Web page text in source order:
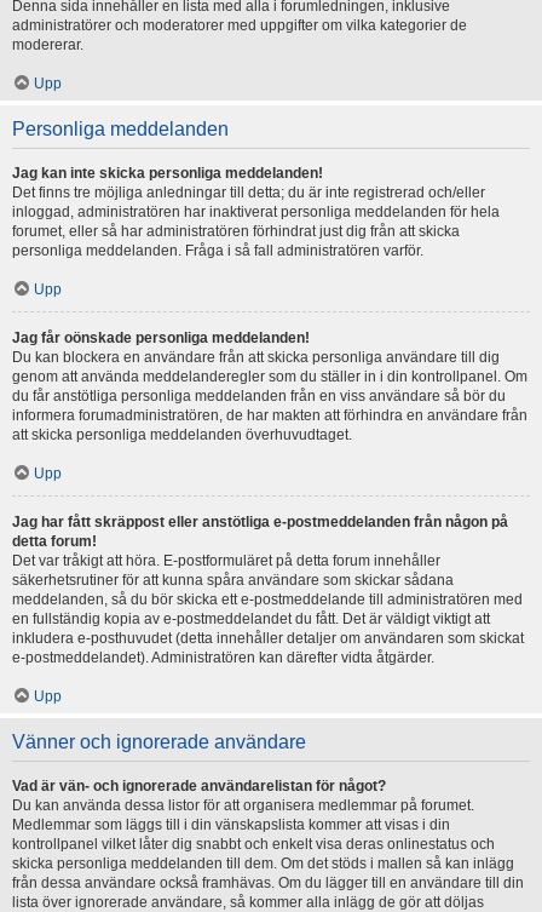
Denna sida innehåller en lista med alla i forumledningen, inklusive
administratörer och moderatorer med uppgifter om vilka kategorier de
modererar.
Upp
Personliga meddelanden
Jag kan inte skicka personliga meddelanden!
Det finns tre möjliga anledningar till detta; du är inte registrerad och/eller
inloggad, administratören har inaktiverat personliga meddelanden för hela
forumet, eller så har administratören förhindrat just dig från att skicka
personliga meddelanden. Fråga i så fall administratören varför.
Upp
Jag får oönskade personliga meddelanden!
Du kan blockera en användare från att skicka personliga användare till dig
genom att använda meddelanderegler som du ställer in i din kontrollpanel. Om
du får anstötliga personliga meddelanden från en viss användare så bör du
informera forumadministratören, de har makten att förhindra en användare från
att skicka personliga meddelanden överhuvudtaget.
Upp
Jag har fått skräppost eller anstötliga e-postmeddelanden från någon på
detta forum!
Det var tråkigt att höra. E-postformuläret på detta forum innehåller
säkerhetsrutiner för att kunna spåra användare som skickar sådana
meddelanden, så du bör skicka ett e-postmeddelande till administratören med
en fullständig kopia av e-postmeddelandet du fått. Det är väldigt viktigt att
inkludera e-posthuvudet (detta innehåller detaljer om användaren som skickat
e-postmeddelandet). Administratören kan därefter vidta åtgärder.
Upp
Vänner och ignorerade användare
Vad är vän- och ignorerade användarelistan för något?
Du kan använda dessa listor för att organisera medlemmar på forumet.
Medlemmar som läggs till i din vänskapslista kommer att visas i din
kontrollpanel vilket låter dig snabbt och enkelt visa deras onlinestatus och
skicka personliga meddelanden till dem. Om det stöds i mallen så kan inlägg
från dessa användare också framhävas. Om du lägger till en användare till din
lista över ignorerade användare, så kommer alla inlägg de gör att döljas